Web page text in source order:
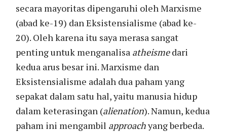
secara mayoritas dipengaruhi oleh Marxisme
(abad ke-19) dan Eksistensialisme (abad ke-
20). Oleh karena itu saya merasa sangat
penting untuk menganalisa atheismedari
kedua arus besar ini. Marxisme dan
Eksistensialisme adalah dua paham yang
sepakat dalam satu hal, yaitu manusia hidup
dalam keterasingan (alienation). Namun, kedua
paham ini mengambil approachyang berbeda.